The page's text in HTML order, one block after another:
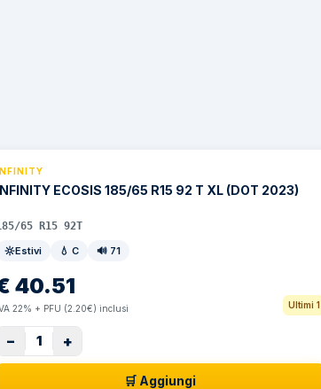
ECOSIS 185/65 R15 92 T XL (DOT 2023)
65 R15 92T
Estivi
💧C 🔊 71
40.51
22% + PFU (2.20€) inclusi Ultimi 1
− 1 +
🛒 Aggiungi